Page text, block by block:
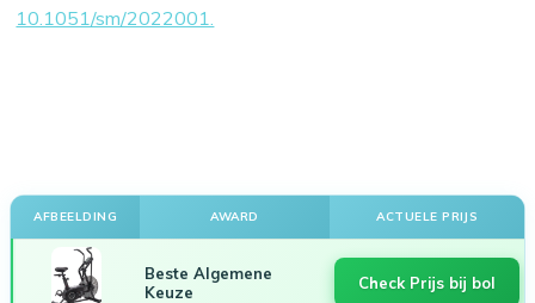
10.1051/sm/2022001.
AFBEELDING AWARD ACTUELE PRIJS
Beste Algemene
Keuze
Check Prijs bij bol